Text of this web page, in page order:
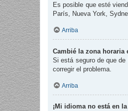
Es posible que esté
París, Nueva York,
Arriba
Cambié la zona horaria
Si está seguro de que
corregir el problema.
Arriba
¡Mi idioma no está en